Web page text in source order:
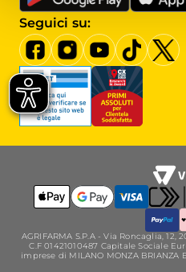
Seguici su:
AGRIFARMA S.P.A - Via Roncaglia, 12,
C.F 01421010487 Capitale Sociale
imprese di MILANO MONZA BRIANZA